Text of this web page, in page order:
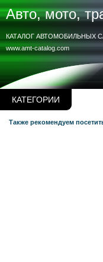
КАТЕГОРИИ
Авто, мото,
www.amt-catalog.com
КАТАЛОГ АВТОМОБИЛЬНЫХ
Также рекомендуем